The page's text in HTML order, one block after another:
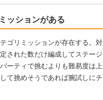
ッションがある
ゴリミッションが存在する。対
された数だけ編成してステージ
ーティで挑むよりも難易度は上
て挑めそうであれば腕試しにチ